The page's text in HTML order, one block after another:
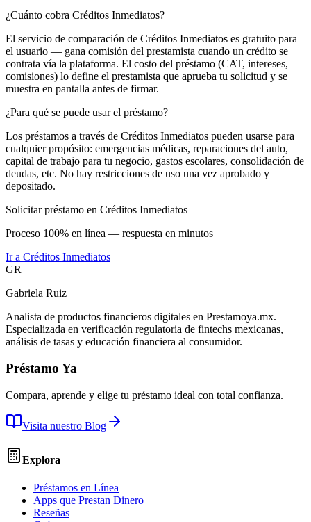
¿Cuánto cobra Créditos Inmediatos?
El servicio de comparación de Créditos Inmediatos es gratuito para
el usuario — gana comisión del prestamista cuando un crédito se
contrata vía la plataforma. El costo del préstamo (CAT, intereses,
comisiones) lo define el prestamista que aprueba tu solicitud y se
muestra en pantalla antes de firmar.
¿Para qué se puede usar el préstamo?
Los préstamos a través de Créditos Inmediatos pueden usarse para
cualquier propósito: emergencias médicas, reparaciones del auto,
capital de trabajo para tu negocio, gastos escolares, consolidación de
deudas, etc. No hay restricciones de uso una vez aprobado y
depositado.
Solicitar préstamo en Créditos Inmediatos
Proceso 100% en línea — respuesta en minutos
Ir a Créditos Inmediatos
GR
Gabriela Ruiz
Analista de productos financieros digitales en Prestamoya.mx.
Especializada en verificación regulatoria de fintechs mexicanas,
análisis de tasas y educación financiera al consumidor.
Préstamo Ya
Compara, aprende y elige tu préstamo ideal con total confianza.
Visita nuestro Blog
Explora
Préstamos en Línea
Apps que Prestan Dinero
Reseñas